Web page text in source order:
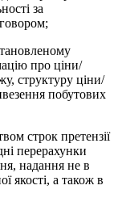
за
про ціни/
структуру ціни/
побутових
строк претензії
перерахунки
надання не в
якості, а також в